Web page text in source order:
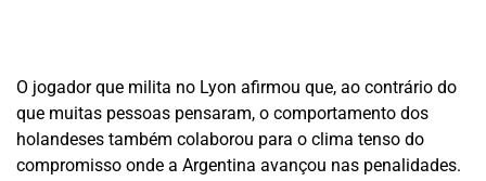
O jogador que milita no Lyon afirmou que, ao contrário do
que muitas pessoas pensaram, o comportamento dos
holandeses também colaborou para o clima tenso do
compromisso onde a Argentina avançou nas penalidades.